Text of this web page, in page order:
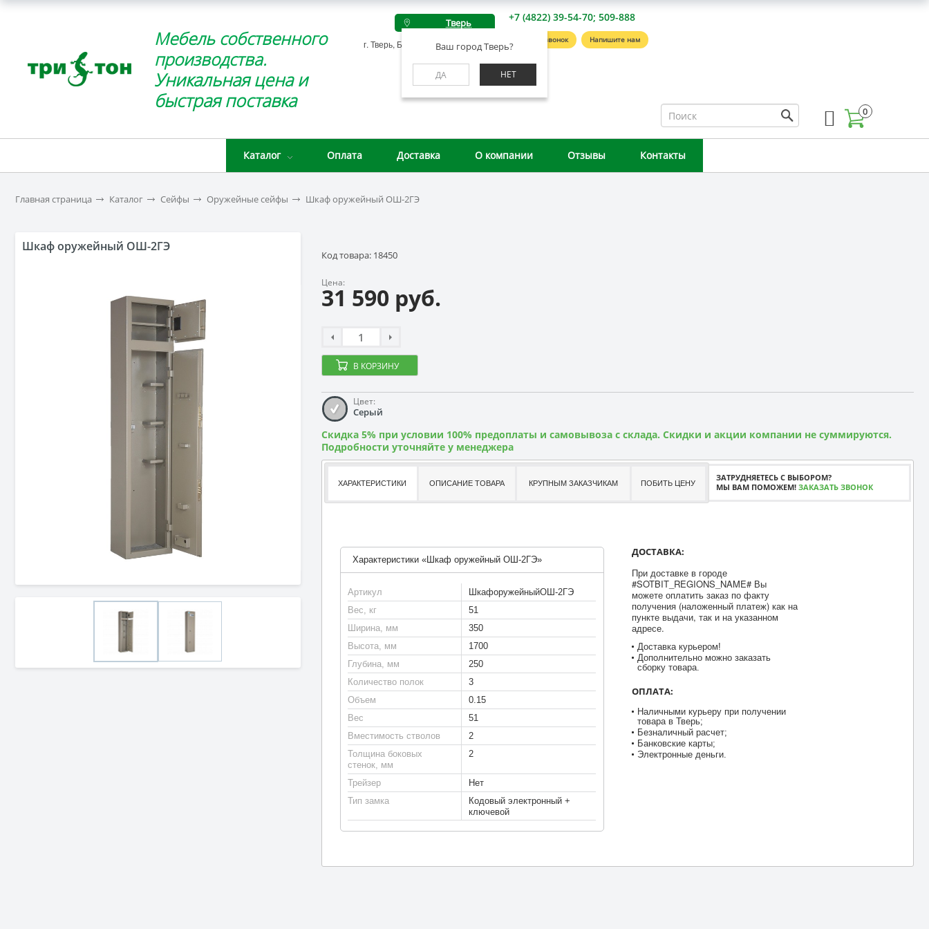
Мебель собственного
производства.
Уникальная цена и
быстрая поставка
Тверь
Ваш город Тверь?
ДА НЕТ
г. Тверь, Беляковский пер., д. 46А
+7 (4822) 39-54-70; 509-888
Заказать звонок Напишите нам
0
Каталог Оплата Доставка О компании Отзывы Контакты
Главная страница Каталог Сейфы Оружейные сейфы Шкаф оружейный ОШ-2ГЭ
Шкаф оружейный ОШ-2ГЭ
Код товара: 18450
Цена:
31 590 руб.
В КОРЗИНУ
Цвет:
Серый
Скидка 5% при условии 100% предоплаты и самовывоза с склада. Скидки и акции компании не суммируются.
Подробности уточняйте у менеджера
ХАРАКТЕРИСТИКИ ОПИСАНИЕ ТОВАРА КРУПНЫМ ЗАКАЗЧИКАМ ПОБИТЬ ЦЕНУ
ЗАТРУДНЯЕТЕСЬ С ВЫБОРОМ?
МЫ ВАМ ПОМОЖЕМ! ЗАКАЗАТЬ ЗВОНОК
Характеристики «Шкаф оружейный ОШ-2ГЭ»
Артикул
ШкафоружейныйОШ-2ГЭ
Вес, кг
51
Ширина, мм
350
Высота, мм
1700
Глубина, мм
250
Количество полок
3
Объем
0.15
Вес
51
Вместимость стволов
2
Толщина боковых
стенок, мм
2
Трейзер
Нет
Тип замка
Кодовый электронный +
ключевой
ДОСТАВКА:
При доставке в городе
#SOTBIT_REGIONS_NAME# Вы
можете оплатить заказ по факту
получения (наложенный платеж) как на
пункте выдачи, так и на указанном
адресе.
Доставка курьером!
Дополнительно можно заказать
сборку товара.
ОПЛАТА:
Наличными курьеру при получении
товара в Тверь;
Безналичный расчет;
Банковские карты;
Электронные деньги.